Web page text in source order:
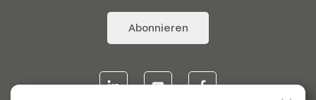
Abonnieren